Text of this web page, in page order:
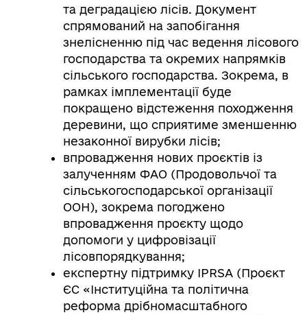
та деградацією лісів. Документ
спрямований на запобігання
знелісненню під час ведення лісового
господарства та окремих напрямків
сільського господарства. Зокрема, в
рамках імплементації буде
покращено відстеження походження
деревини, що сприятиме зменшенню
незаконної вирубки лісів;
впровадження нових проєктів із
залученням ФАО (Продовольчої та
сільськогосподарської організації
ООН), зокрема погоджено
впровадження проєкту щодо
допомоги у цифровізації
лісовпорядкування;
експертну підтримку IPRSA (Проєкт
ЄС «Інституційна та політична
реформа дрібномасштабного